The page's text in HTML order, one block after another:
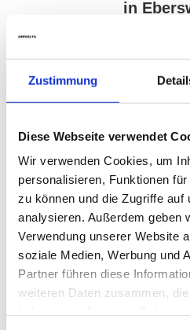
Zustimmung
Diese Webseite verwendet
Wir verwenden Cookies, um
personalisieren, Funktionen
zu können und die Zugriffe auf
analysieren. Außerdem geben
Verwendung unserer Website
soziale Medien, Werbung und
Partner führen diese
weiteren Daten zusammen,
in
Umbau der
im
Referenzprojekte
Bauüberwachung
Planung
Arbeitssicherheit